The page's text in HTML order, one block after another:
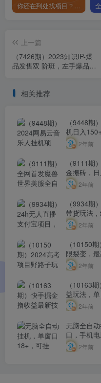
你还在到处找项目？还在当韭菜？我靠卖项目一个月收入5万+，曾经我也是个失败者。
上一篇
（7426期）2023知识IP-爆
品发售双 阶班，左手爆品右
相关推荐
（9448期
机日入
2年前
（9111期
金搬砖，
学
2年前
（9934期
带货玩法
2年前
（10150
限裂变，
2年前
（10163
益玩法，
2年前
无脑全自
口，手机
2年前